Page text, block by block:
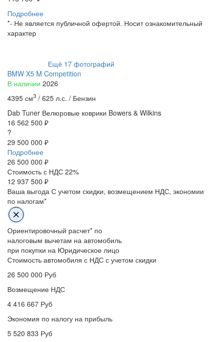
Подробнее
*- Не является публичной офертой. Носит ознакомительный
характер
Ещё 17 фотографий
BMW X5 M Competition
В наличии 2026
4395 см3 / 625 л.с. / Бензин
Dab Tuner Велюровые коврики Bowers & Wilkins
16 562 500 ₽
?
29 500 000 ₽
Подробнее
26 500 000 ₽
Стоимость с НДС 22%
12 937 500 ₽
Ваша выгода С учетом скидки, возмещением НДС, экономии
по налогам*
Ориентировочный расчет* по
налоговым вычетам на автомобиль
при покупки на Юридическое лицо
Стоимость автомобиля с НДС с учетом скидки
26 500 000 Руб
Возмещение НДС
4 416 667 Руб
Экономия по налогу на прибыль
5 520 833 Руб